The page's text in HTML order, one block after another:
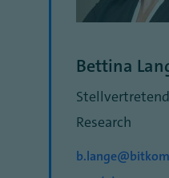
Bettina
Research